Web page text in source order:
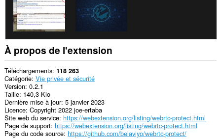
À propos de l'extension
Téléchargements 118 263
Catégorie Vie privée et sécurité
Version 0.2.1
Taille 140,3 Kio
Dernière mise à jour 5 janvier 2023
Licence Copyright 2022 joe-ertaba
Site web du service https://webextension.org/listing/webrtc-protect.html
Page de support https://webextension.org/listing/webrtc-protect.html
Page du code source https://github.com/belaviyo/webrtc-protect/